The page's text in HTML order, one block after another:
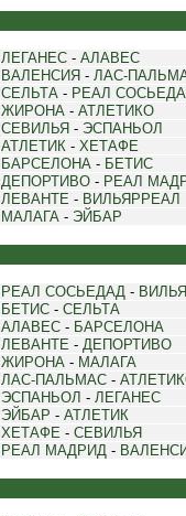
ЛЕГАНЕС - АЛАВЕС
ВАЛЕНСИЯ - ЛАС-
СЕЛЬТА - РЕАЛ
ЖИРОНА - АТЛЕТИКО
СЕВИЛЬЯ - ЭСПАНЬОЛ
АТЛЕТИК - ХЕТАФЕ
БАРСЕЛОНА - БЕТИС
ДЕПОРТИВО - РЕАЛ
ЛЕВАНТЕ - ВИЛЬЯРРЕАЛ
МАЛАГА - ЭЙБАР
РЕАЛ СОСЬЕДАД -
БЕТИС - СЕЛЬТА
АЛАВЕС - БАРСЕЛОНА
ЛЕВАНТЕ - ДЕПОРТИВО
ЖИРОНА - МАЛАГА
ЛАС-ПАЛЬМАС -
ЭСПАНЬОЛ - ЛЕГАНЕС
ЭЙБАР - АТЛЕТИК
ХЕТАФЕ - СЕВИЛЬЯ
РЕАЛ МАДРИД -